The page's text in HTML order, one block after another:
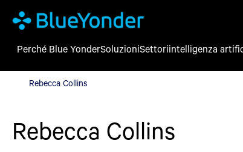
Rebecca Collins
Perché Blue YonderSoluzioniSettoriintelligenza
Rebecca Collins
Rebecca Collins